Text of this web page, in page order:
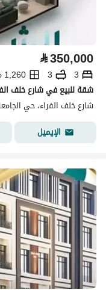
⃁350,000
3
3
1,260 م2
شارع خلف الفراء، حي
الإيميل